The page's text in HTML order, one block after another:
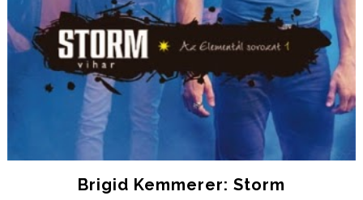
Brigid Kemmerer: Storm